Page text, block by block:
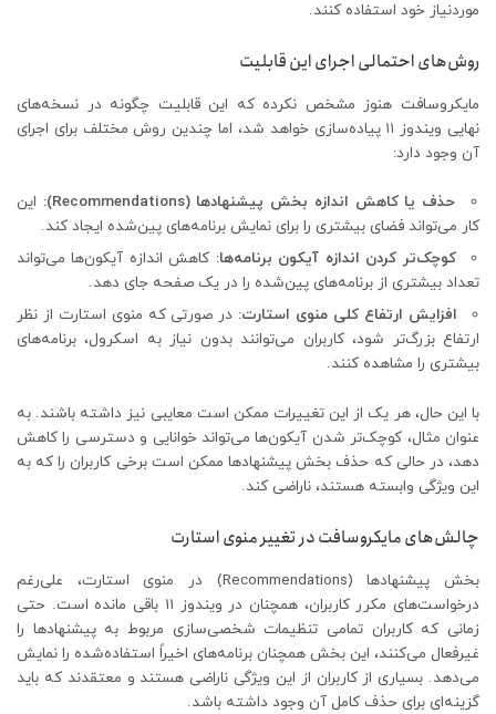
موردنیاز خود استفاده کنند.
روش‌های احتمالی اجرای این قابلیت
مایکروسافت هنوز مشخص نکرده که این قابلیت چگونه در نسخه‌های
نهایی ویندوز ۱۱ پیاده‌سازی خواهد شد، اما چندین روش مختلف برای اجرای
آن وجود دارد:
حذف یا کاهش اندازه بخش پیشنهادها (Recommendations):
این
کار می‌تواند فضای بیشتری را برای نمایش برنامه‌های پین‌شده ایجاد کند.
کوچک‌تر کردن اندازه آیکون برنامه‌ها: کاهش اندازه آیکون‌ها می‌تواند
تعداد بیشتری از برنامه‌های پین‌شده را در یک صفحه جای دهد.
افزایش ارتفاع کلی منوی استارت: در صورتی که منوی استارت از نظر
ارتفاع بزرگ‌تر شود، کاربران می‌توانند بدون نیاز به اسکرول، برنامه‌های
بیشتری را مشاهده کنند.
با این حال، هر یک از این تغییرات ممکن است معایبی نیز داشته باشند. به
عنوان مثال، کوچک‌تر شدن آیکون‌ها می‌تواند خوانایی و دسترسی را کاهش
دهد، در حالی که حذف بخش پیشنهادها ممکن است برخی کاربران را که به
این ویژگی وابسته هستند، ناراضی کند.
چالش‌های مایکروسافت در تغییر منوی استارت
بخش پیشنهادها (Recommendations) در منوی استارت، علی‌رغم
درخواست‌های مکرر کاربران، همچنان در ویندوز ۱۱ باقی مانده است. حتی
زمانی که کاربران تمامی تنظیمات شخصی‌سازی مربوط به پیشنهادها را
غیرفعال می‌کنند، این بخش همچنان برنامه‌های اخیراً استفاده‌شده را نمایش
می‌دهد. بسیاری از کاربران از این ویژگی ناراضی هستند و معتقدند که باید
گزینه‌ای برای حذف کامل آن وجود داشته باشد.